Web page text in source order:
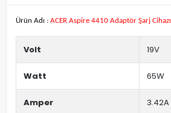
Ürün Adı : ACER Aspire 4410 Adaptör Şarj Cihazı
Volt 19V
Watt 65W
Amper 3.42A